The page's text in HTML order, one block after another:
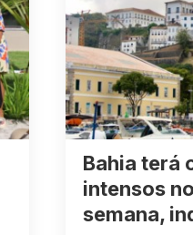
Bahia terá
intensos
semana,